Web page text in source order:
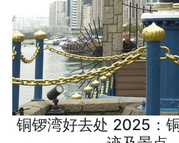
铜锣湾好去处 2025：